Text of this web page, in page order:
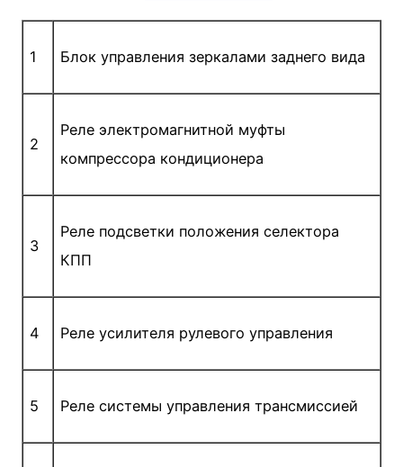
1 Блок управления зеркалами заднего вида
2
Реле электромагнитной муфты
компрессора кондиционера
3
Реле подсветки положения селектора
КПП
4 Реле усилителя рулевого управления
5 Реле системы управления трансмиссией